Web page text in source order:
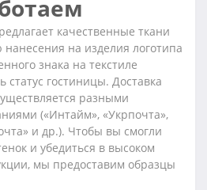
качественные ткани
на изделия логотипа
знака на текстиле
статус гостиницы. Доставка
разными
(«Интайм», «Укрпочта»,
и др.). Чтобы вы смогли
и убедиться в высоком
мы предоставим образцы